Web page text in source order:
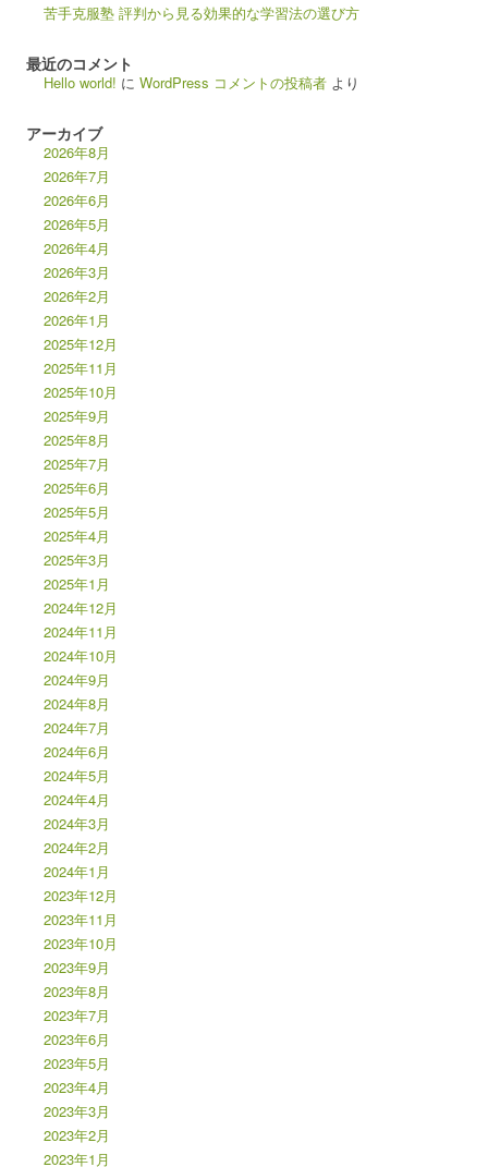
苦手克服塾 評判から見る効果的な学習法の選び方
最近のコメント
Hello world! に WordPress コメントの投稿者 より
アーカイブ
2026年8月
2026年7月
2026年6月
2026年5月
2026年4月
2026年3月
2026年2月
2026年1月
2025年12月
2025年11月
2025年10月
2025年9月
2025年8月
2025年7月
2025年6月
2025年5月
2025年4月
2025年3月
2025年1月
2024年12月
2024年11月
2024年10月
2024年9月
2024年8月
2024年7月
2024年6月
2024年5月
2024年4月
2024年3月
2024年2月
2024年1月
2023年12月
2023年11月
2023年10月
2023年9月
2023年8月
2023年7月
2023年6月
2023年5月
2023年4月
2023年3月
2023年2月
2023年1月